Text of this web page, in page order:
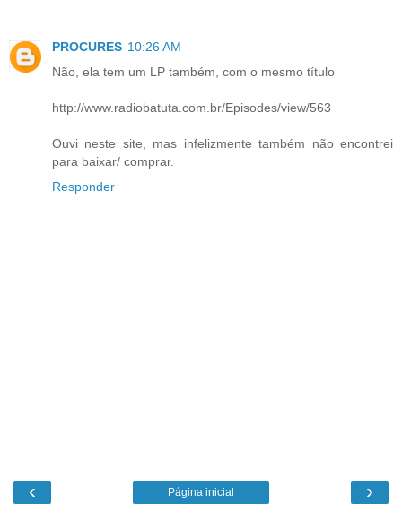
PROCURES 10:26 AM
Não, ela tem um LP também, com o mesmo título
http://www.radiobatuta.com.br/Episodes/view/563
Ouvi neste site, mas infelizmente também não encontrei
para baixar/ comprar.
Responder
‹ ›
Página inicial